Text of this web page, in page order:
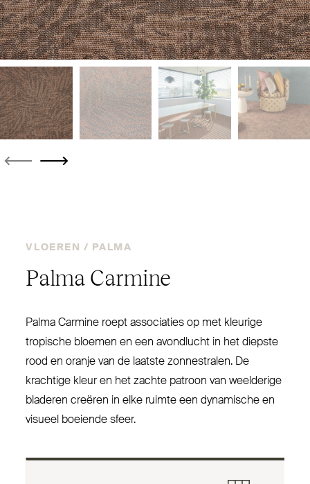
VLOEREN / PALMA
Palma Carmine
Palma Carmine roept asso­ciaties op met kleurige
tropische bloemen en een avondlucht in het diepste
rood en oranje van de laatste zon­ne­stralen. De
krachtige kleur en het zachte patroon van weelderige
bladeren creëren in elke ruimte een dynamische en
visueel boeiende sfeer.